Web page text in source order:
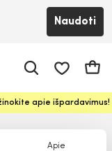
Apie
Naudoti
apie išpardavimus!